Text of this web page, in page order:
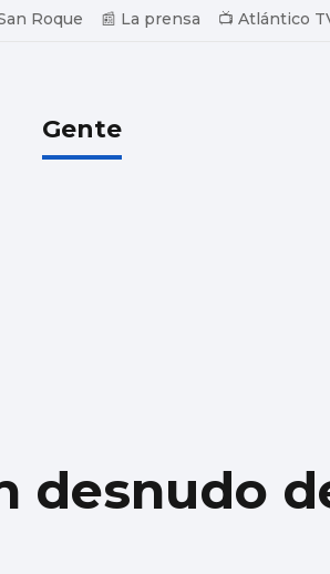
Roque 📰 La prensa 📺 Atlántico
Gente
desnudo